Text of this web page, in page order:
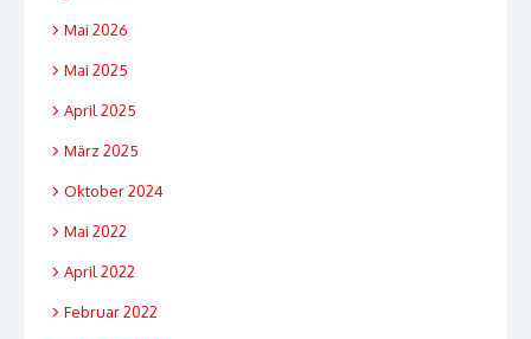
Mai 2026
Mai 2025
April 2025
März 2025
Oktober 2024
Mai 2022
April 2022
Februar 2022